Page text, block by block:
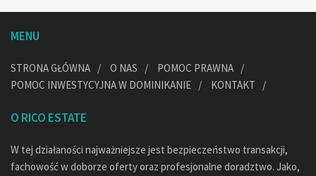
MENU
STRONA GŁÓWNA O NAS
POMOC PRAWNA
POMOC INWESTYCYJNA W DOMINIKANIE
KONTAKT
O RICO ESTATE
W tej działaności najważniejsze jest bezpieczeństwo transakcji,
fachowość w doborze oferty oraz profesjonalne doradztwo. Jako,